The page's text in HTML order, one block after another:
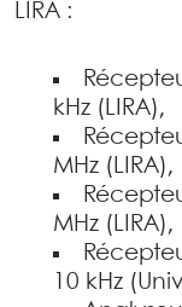
LIRA :
kHz (LIRA),
MHz (LIRA),
MHz (LIRA),
10 kHz